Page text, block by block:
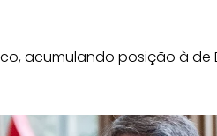
acumulando posição à de